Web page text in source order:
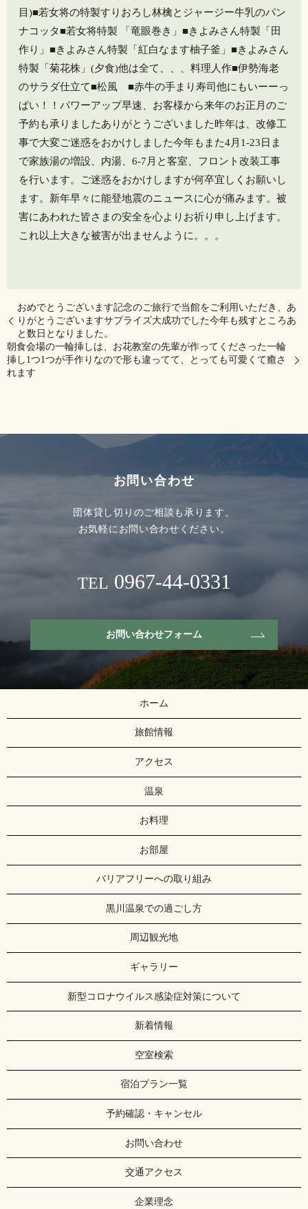
目)■若女将の特製すりおろし林檎とジャージー牛乳のパン
ナコッタ■若女将特製 「竜眼巻き」■きよみさん特製「田
作り」■きよみさん特製「紅白なます柚子釜」■きよみさん
特製「菊花株」(夕食)他は全て、、、料理人作■伊勢海老
のサラダ仕立て■松風 ■赤牛の手まり寿司他にもいーーっ
ぱい！！パワーアップ早速、お客様から来年のお正月のご
予約も承りました️ありがとうございました️昨年は、改修工
事で大変ご迷惑をおかけしました今年もまた4月1-23日ま
で家族湯の増設、内湯、6-7月と客室、フロント改装工事
を行います。ご迷惑をおかけしますが何卒宜しくお願いし
ます。新年早々に能登地震のニュースに心が痛みます。被
害にあわれた皆さまの安全を心よりお祈り申し上げます。
これ以上大きな被害が出ませんように。。。
おめでとうございます記念のご旅行で当館をご利用いただき、あ
りがとうございます️サプライズ大成功でした今年も残すところあ
と数日となりました。
朝食会場の一輪挿しは、お花教室の先輩が作ってくださった一輪
挿し1つ1つが手作りなので形も違ってて、とっても可愛くて癒さ
れます
お問い合わせ
団体貸し切りのご相談も承ります。
お気軽にお問い合わせください。
TEL 0967-44-0331
お問い合わせフォーム
ホーム
旅館情報
アクセス
温泉
お料理
お部屋
バリアフリーへの取り組み
黒川温泉での過ごし方
周辺観光地
ギャラリー
新型コロナウイルス感染症対策について
新着情報
空室検索
宿泊プラン一覧
予約確認・キャンセル
お問い合わせ
交通アクセス
企業理念